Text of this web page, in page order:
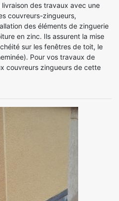
des travaux avec une
couvreurs-zingueurs,
des éléments de zinguerie
en zinc. Ils assurent la mise
sur les fenêtres de toit, le
Pour vos travaux de
couvreurs zingueurs de cette